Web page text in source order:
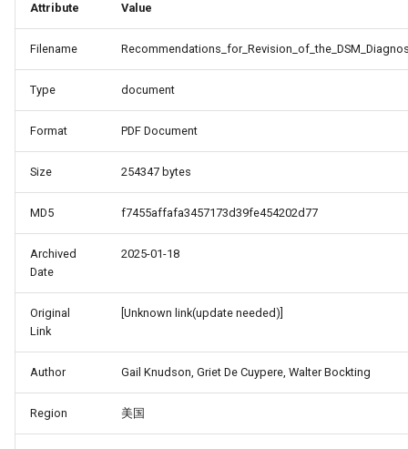
Attribute Value
Filename
Type document
Format PDF Document
Size 254347 bytes
MD5 f7455affafa3457173d39fe454202d77
Archived
Date
2025-01-18
Original
Link
[Unknown link(update needed)]
Author Gail Knudson, Griet De Cuypere, Walter Bockting
Region 美国